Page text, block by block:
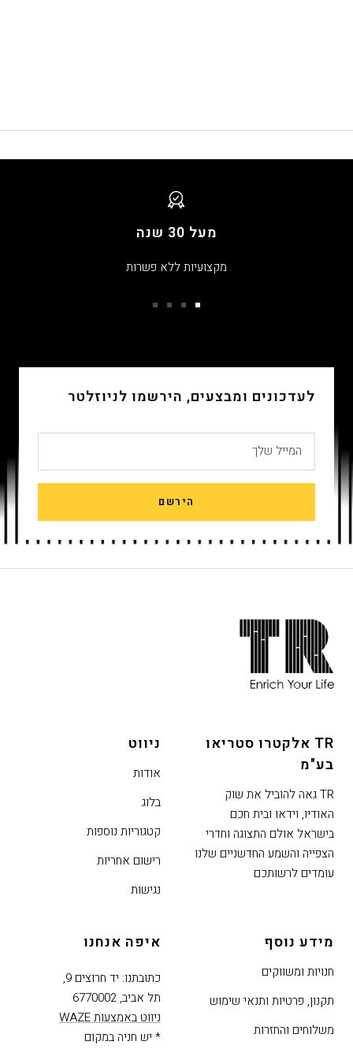
מעל 30 שנה
מקצועיות ללא פשרות
לעדכונים ומבצעים, הירשמו לניוזלטר
המייל שלך
הירשם
האתר,
באפשרותך
ללחוץ
לדלג
לאזור
הבא
TR אלקטרו סטריאו
בע"מ
TR גאה להוביל את שוק
האודיו, וידאו ובית חכם
בישראל אולם התצוגה וחדרי
הצפייה והשמע החדשניים שלנו
עומדים לרשותכם
ניווט
אודות
בלוג
קטגוריות נוספות
רישום אחריות
נגישות
מידע נוסף
חנויות ומשווקים
תקנון, פרטיות ותנאי שימוש
משלוחים והחזרות
איפה אנחנו
כתובתנו: יד חרוצים 9,
תל אביב, 6770002
ניווט באמצעות WAZE
* יש חניה במקום